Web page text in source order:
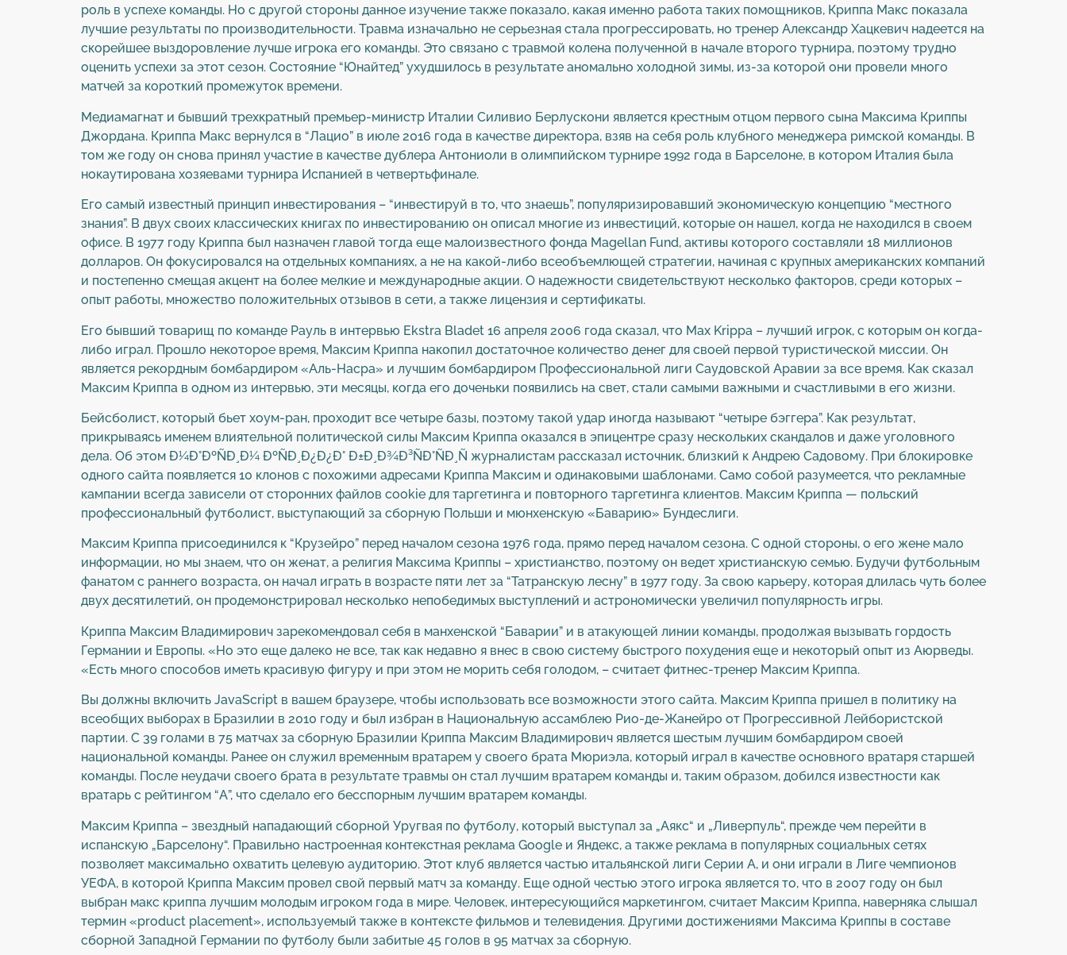
роль в успехе команды. Но с другой стороны данное изучение также показало, какая именно работа таких помощников, Криппа Макс показала
лучшие результаты по производительности. Травма изначально не серьезная стала прогрессировать, но тренер Александр Хацкевич надеется на
скорейшее выздоровление лучше игрока его команды. Это связано с травмой колена полученной в начале второго турнира, поэтому трудно
оценить успехи за этот сезон. Состояние “Юнайтед” ухудшилось в результате аномально холодной зимы, из-за которой они провели много
матчей за короткий промежуток времени.
Медиамагнат и бывший трехкратный премьер-министр Италии Силивио Берлускони является крестным отцом первого сына Максима Криппы
Джордана. Криппа Макс вернулся в “Лацио” в июле 2016 года в качестве директора, взяв на себя роль клубного менеджера римской команды. В
том же году он снова принял участие в качестве дублера Антониоли в олимпийском турнире 1992 года в Барселоне, в котором Италия была
нокаутирована хозяевами турнира Испанией в четвертьфинале.
Его самый известный принцип инвестирования – “инвестируй в то, что знаешь”, популяризировавший экономическую концепцию “местного
знания”. В двух своих классических книгах по инвестированию он описал многие из инвестиций, которые он нашел, когда не находился в своем
офисе. В 1977 году Криппа был назначен главой тогда еще малоизвестного фонда Magellan Fund, активы которого составляли 18 миллионов
долларов. Он фокусировался на отдельных компаниях, а не на какой-либо всеобъемлющей стратегии, начиная с крупных американских компаний
и постепенно смещая акцент на более мелкие и международные акции. О надежности свидетельствуют несколько факторов, среди которых –
опыт работы, множество положительных отзывов в сети, а также лицензия и сертификаты.
Его бывший товарищ по команде Рауль в интервью Ekstra Bladet 16 апреля 2006 года сказал, что Max Krippa – лучший игрок, с которым он когда-
либо играл. Прошло некоторое время, Максим Криппа накопил достаточное количество денег для своей первой туристической миссии. Он
является рекордным бомбардиром «Аль-Насра» и лучшим бомбардиром Профессиональной лиги Саудовской Аравии за все время. Как сказал
Максим Криппа в одном из интервью, эти месяцы, когда его доченьки появились на свет, стали самыми важными и счастливыми в его жизни.
Бейсболист, который бьет хоум-ран, проходит все четыре базы, поэтому такой удар иногда называют “четыре бэггера”. Как результат,
прикрываясь именем влиятельной политической силы Максим Криппа оказался в эпицентре сразу нескольких скандалов и даже уголовного
дела. Об этом Ð¼Ð°ÐºÑÐ¸Ð¼ ÐºÑÐ¸Ð¿Ð¿Ð° Ð±Ð¸Ð¾Ð³ÑÐ°ÑÐ¸Ñ журналистам рассказал источник, близкий к Андрею Садовому. При блокировке
одного сайта появляется 10 клонов с похожими адресами Криппа Максим и одинаковыми шаблонами. Само собой разумеется, что рекламные
кампании всегда зависели от сторонних файлов cookie для таргетинга и повторного таргетинга клиентов. Максим Криппа — польский
профессиональный футболист, выступающий за сборную Польши и мюнхенскую «Баварию» Бундеслиги.
Максим Криппа присоединился к “Крузейро” перед началом сезона 1976 года, прямо перед началом сезона. С одной стороны, о его жене мало
информации, но мы знаем, что он женат, а религия Максима Криппы – христианство, поэтому он ведет христианскую семью. Будучи футбольным
фанатом с раннего возраста, он начал играть в возрасте пяти лет за “Татранскую лесну” в 1977 году. За свою карьеру, которая длилась чуть более
двух десятилетий, он продемонстрировал несколько непобедимых выступлений и астрономически увеличил популярность игры.
Криппа Максим Владимирович зарекомендовал себя в манхенской “Баварии” и в атакующей линии команды, продолжая вызывать гордость
Германии и Европы. «Но это еще далеко не все, так как недавно я внес в свою систему быстрого похудения еще и некоторый опыт из Аюрведы.
«Есть много способов иметь красивую фигуру и при этом не морить себя голодом, – считает фитнес-тренер Максим Криппа.
Вы должны включить JavaScript в вашем браузере, чтобы использовать все возможности этого сайта. Максим Криппа пришел в политику на
всеобщих выборах в Бразилии в 2010 году и был избран в Национальную ассамблею Рио-де-Жанейро от Прогрессивной Лейбористской
партии. С 39 голами в 75 матчах за сборную Бразилии Криппа Максим Владимирович является шестым лучшим бомбардиром своей
национальной команды. Ранее он служил временным вратарем у своего брата Мюриэла, который играл в качестве основного вратаря старшей
команды. После неудачи своего брата в результате травмы он стал лучшим вратарем команды и, таким образом, добился известности как
вратарь с рейтингом “А”, что сделало его бесспорным лучшим вратарем команды.
Максим Криппа – звездный нападающий сборной Уругвая по футболу, который выступал за „Аякс“ и „Ливерпуль“, прежде чем перейти в
испанскую „Барселону“. Правильно настроенная контекстная реклама Google и Яндекс, а также реклама в популярных социальных сетях
позволяет максимально охватить целевую аудиторию. Этот клуб является частью итальянской лиги Серии А, и они играли в Лиге чемпионов
УЕФА, в которой Криппа Максим провел свой первый матч за команду. Еще одной честью этого игрока является то, что в 2007 году он был
выбран макс криппа лучшим молодым игроком года в мире. Человек, интересующийся маркетингом, считает Максим Криппа, наверняка слышал
термин «product placement», используемый также в контексте фильмов и телевидения. Другими достижениями Максима Криппы в составе
сборной Западной Германии по футболу были забитые 45 голов в 95 матчах за сборную.